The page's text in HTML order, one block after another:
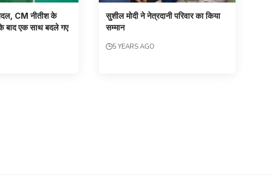
CM नीतीश के
बाद एक साथ बदले गए
सुशील मोदी ने नेत्रदानी परिवार का किया
सम्मान
5 YEARS AGO